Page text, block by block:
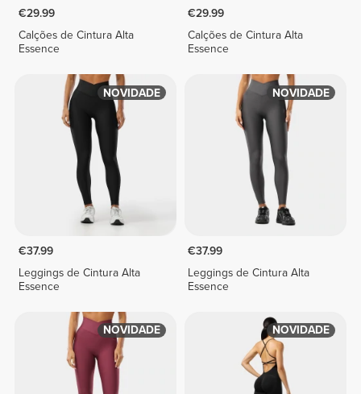
€29.99
Calções de Cintura Alta
Essence
€29.99
Calções de Cintura Alta
Essence
NOVIDADE
€37.99
Leggings de Cintura Alta
Essence
NOVIDADE
€37.99
Leggings de Cintura Alta
Essence
NOVIDADE NOVIDADE